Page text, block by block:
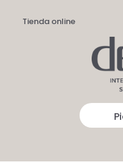
Tienda online